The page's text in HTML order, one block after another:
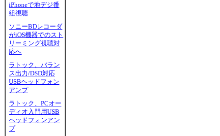
iPhoneで地デジ番
組視聴
ソニーBDレコーダ
がiOS機器でのスト
リーミング視聴対
応へ
ラトック、バラン
ス出力/DSD対応
USBヘッドフォン
アンプ
ラトック、PCオー
ディオ入門用USB
ヘッドフォンアン
プ